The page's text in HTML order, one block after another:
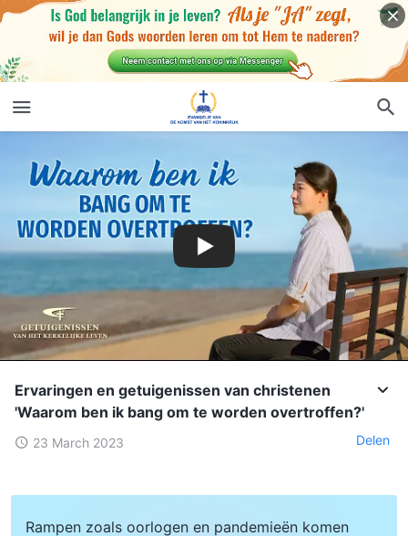
Ervaringen en getuigenissen van christenen
'Waarom ben ik bang om te worden overtroffen?'
23 March 2023 Delen
Rampen zoals oorlogen en pandemieën komen